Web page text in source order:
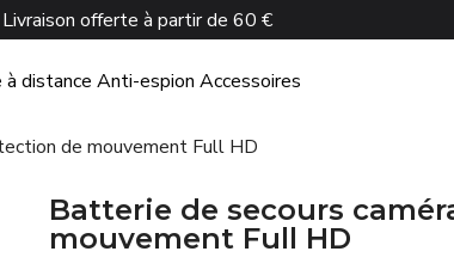
Livraison offerte à partir de 60 €
à distance Anti-espion Accessoires
de mouvement Full HD
Batterie de secours
mouvement Full HD